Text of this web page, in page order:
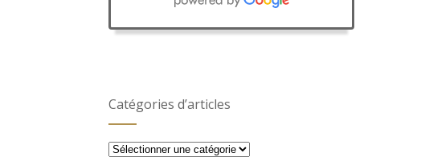
Catégories d’articles
Catégories